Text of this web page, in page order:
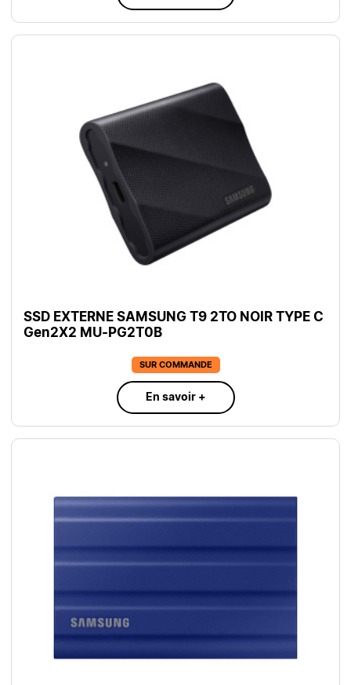
SSD EXTERNE SAMSUNG T9 2TO NOIR TYPE C
Gen2X2 MU-PG2T0B
SUR COMMANDE
En savoir +